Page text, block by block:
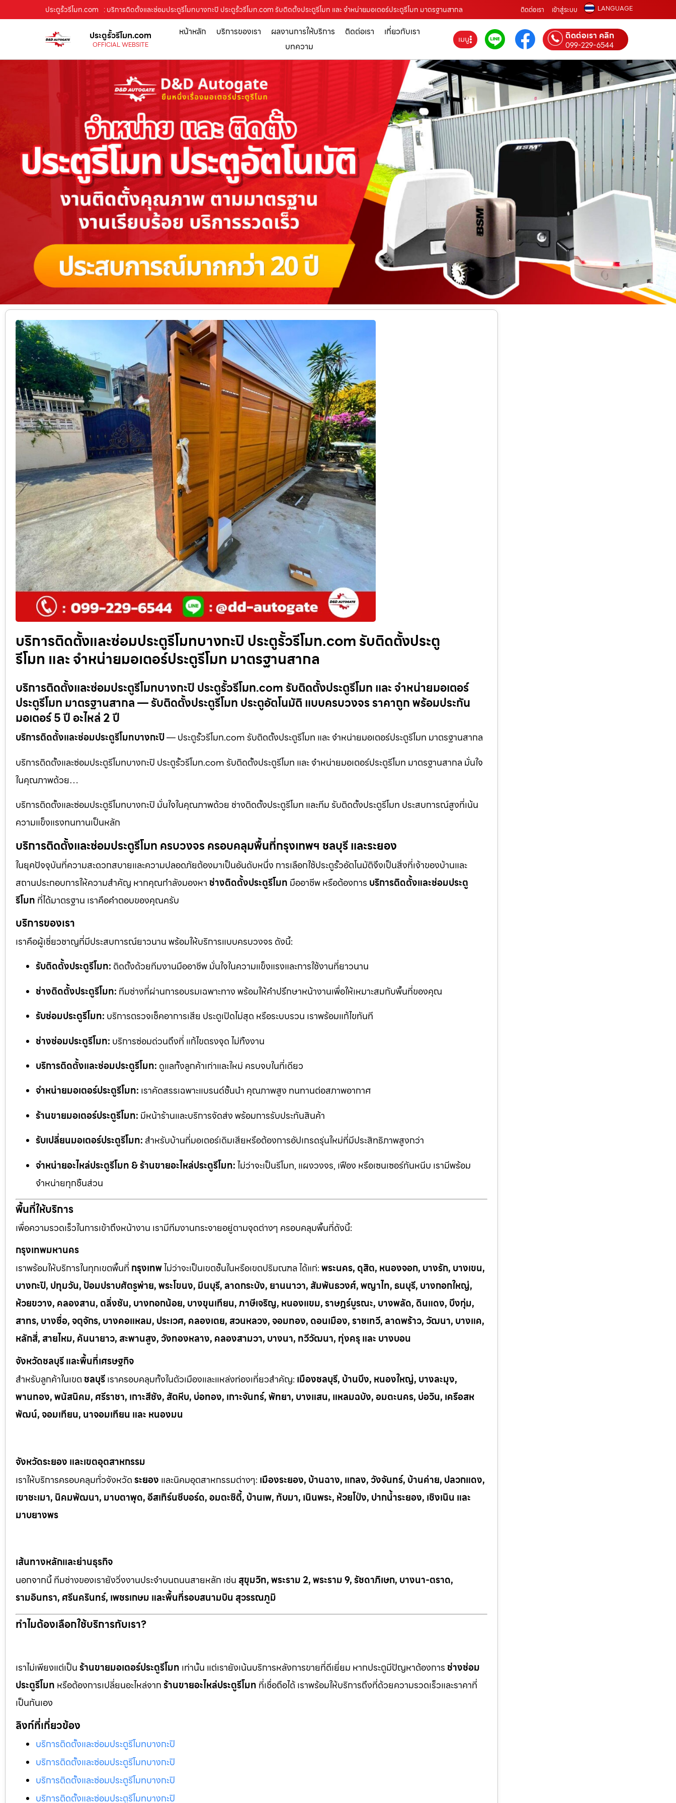
ประตูรั้วรีโมท.com : บริการติดตั้งและซ่อมประตูรีโมทบางกะปิ ประตูรั้วรีโมท.com รับติดตั้งประตูรีโมท และ จำหน่ายมอเตอร์ประตูรีโมท มาตรฐานสากล ติดต่อเรา เข้าสู่ระบบ LANGUAGE
ประตูรั้วรีโมท.com
OFFICIAL WEBSITE
หน้าหลัก บริการของเรา ผลงานการให้บริการ ติดต่อเรา
เกี่ยวกับเรา
บทความ
เมนู ติดต่อเรา คลิก
099-229-6544
บริการติดตั้งและซ่อมประตูรีโมทบางกะปิ ประตูรั้วรีโมท.com รับติดตั้งประตู
รีโมท และ จำหน่ายมอเตอร์ประตูรีโมท มาตรฐานสากล
บริการติดตั้งและซ่อมประตูรีโมทบางกะปิ ประตูรั้วรีโมท.com รับติดตั้งประตูรีโมท และ จำหน่ายมอเตอร์
ประตูรีโมท มาตรฐานสากล — รับติดตั้งประตูรีโมท ประตูอัตโนมัติ แบบครบวงจร ราคาถูก พร้อมประกัน
มอเตอร์ 5 ปี อะไหล่ 2 ปี
บริการติดตั้งและซ่อมประตูรีโมทบางกะปิ— ประตูรั้วรีโมท.com รับติดตั้งประตูรีโมท และ จำหน่ายมอเตอร์ประตูรีโมท มาตรฐานสากล
บริการติดตั้งและซ่อมประตูรีโมทบางกะปิ ประตูรั้วรีโมท.com รับติดตั้งประตูรีโมท และ จำหน่ายมอเตอร์ประตูรีโมท มาตรฐานสากล มั่นใจ
ในคุณภาพด้วย…
บริการติดตั้งและซ่อมประตูรีโมทบางกะปิ มั่นใจในคุณภาพด้วย ช่างติดตั้งประตูรีโมท และทีม รับติดตั้งประตูรีโมท ประสบการณ์สูงที่เน้น
ความแข็งแรงทนทานเป็นหลัก
บริการติดตั้งและซ่อมประตูรีโมท ครบวงจร ครอบคลุมพื้นที่กรุงเทพฯ ชลบุรี และระยอง
ในยุคปัจจุบันที่ความสะดวกสบายและความปลอดภัยต้องมาเป็นอันดับหนึ่ง การเลือกใช้ประตูรั้วอัตโนมัติจึงเป็นสิ่งที่เจ้าของบ้านและ
สถานประกอบการให้ความสำคัญ หากคุณกำลังมองหา ช่างติดตั้งประตูรีโมท มืออาชีพ หรือต้องการ บริการติดตั้งและซ่อมประตู
รีโมท ที่ได้มาตรฐาน เราคือคำตอบของคุณครับ
บริการของเรา
เราคือผู้เชี่ยวชาญที่มีประสบการณ์ยาวนาน พร้อมให้บริการแบบครบวงจร ดังนี้:
รับติดตั้งประตูรีโมท: ติดตั้งด้วยทีมงานมืออาชีพ มั่นใจในความแข็งแรงและการใช้งานที่ยาวนาน
ช่างติดตั้งประตูรีโมท: ทีมช่างที่ผ่านการอบรมเฉพาะทาง พร้อมให้คำปรึกษาหน้างานเพื่อให้เหมาะสมกับพื้นที่ของคุณ
รับซ่อมประตูรีโมท: บริการตรวจเช็คอาการเสีย ประตูเปิดไม่สุด หรือระบบรวน เราพร้อมแก้ไขทันที
ช่างซ่อมประตูรีโมท: บริการซ่อมด่วนถึงที่ แก้ไขตรงจุด ไม่ทิ้งงาน
บริการติดตั้งและซ่อมประตูรีโมท: ดูแลทั้งลูกค้าเก่าและใหม่ ครบจบในที่เดียว
จำหน่ายมอเตอร์ประตูรีโมท: เราคัดสรรเฉพาะแบรนด์ชั้นนำ คุณภาพสูง ทนทานต่อสภาพอากาศ
ร้านขายมอเตอร์ประตูรีโมท: มีหน้าร้านและบริการจัดส่ง พร้อมการรับประกันสินค้า
รับเปลี่ยนมอเตอร์ประตูรีโมท: สำหรับบ้านที่มอเตอร์เดิมเสียหรือต้องการอัปเกรดรุ่นใหม่ที่มีประสิทธิภาพสูงกว่า
จำหน่ายอะไหล่ประตูรีโมท & ร้านขายอะไหล่ประตูรีโมท:ไม่ว่าจะเป็นรีโมท, แผงวงจร, เฟือง หรือเซนเซอร์กันหนีบ เรามีพร้อม
จำหน่ายทุกชิ้นส่วน
พื้นที่ให้บริการ
เพื่อความรวดเร็วในการเข้าถึงหน้างาน เรามีทีมงานกระจายอยู่ตามจุดต่างๆ ครอบคลุมพื้นที่ดังนี้:
กรุงเทพมหานคร
เราพร้อมให้บริการในทุกเขตพื้นที่ กรุงเทพไม่ว่าจะเป็นเขตชั้นในหรือเขตปริมณฑล ได้แก่:พระนคร, ดุสิต, หนองจอก, บางรัก, บางเขน,
บางกะปิ, ปทุมวัน, ป้อมปราบศัตรูพ่าย, พระโขนง, มีนบุรี, ลาดกระบัง, ยานนาวา, สัมพันธวงศ์, พญาไท, ธนบุรี, บางกอกใหญ่,
ห้วยขวาง, คลองสาน, ตลิ่งชัน, บางกอกน้อย, บางขุนเทียน, ภาษีเจริญ, หนองแขม, ราษฎร์บูรณะ, บางพลัด, ดินแดง, บึงกุ่ม,
สาทร, บางซื่อ, จตุจักร, บางคอแหลม, ประเวศ, คลองเตย, สวนหลวง, จอมทอง, ดอนเมือง, ราชเทวี, ลาดพร้าว, วัฒนา, บางแค,
หลักสี่, สายไหม, คันนายาว, สะพานสูง, วังทองหลาง, คลองสามวา, บางนา, ทวีวัฒนา, ทุ่งครุ และ บางบอน
จังหวัดชลบุรี และพื้นที่เศรษฐกิจ
สำหรับลูกค้าในเขต ชลบุรีเราครอบคลุมทั้งในตัวเมืองและแหล่งท่องเที่ยวสำคัญ: เมืองชลบุรี, บ้านบึง, หนองใหญ่, บางละมุง,
พานทอง, พนัสนิคม, ศรีราชา, เกาะสีชัง, สัตหีบ, บ่อทอง, เกาะจันทร์, พัทยา, บางแสน, แหลมฉบัง, อมตะนคร, บ่อวิน, เครือสห
พัฒน์, จอมเทียน, นาจอมเทียน และ หนองมน
จังหวัดระยอง และเขตอุตสาหกรรม
เราให้บริการครอบคลุมทั่วจังหวัดระยอง และนิคมอุตสาหกรรมต่างๆ: เมืองระยอง, บ้านฉาง, แกลง, วังจันทร์, บ้านค่าย, ปลวกแดง,
เขาชะเมา, นิคมพัฒนา, มาบตาพุด, อีสเทิร์นซีบอร์ด, อมตะซิตี้, บ้านเพ, ทับมา, เนินพระ, ห้วยโป่ง, ปากน้ำระยอง, เชิงเนิน และ
มาบยางพร
เส้นทางหลักและย่านธุรกิจ
นอกจากนี้ ทีมช่างของเรายังวิ่งงานประจำบนถนนสายหลัก เช่น สุขุมวิท, พระราม 2, พระราม 9, รัชดาภิเษก, บางนา-ตราด,
รามอินทรา, ศรีนครินทร์, เพชรเกษม และพื้นที่รอบสนามบิน สุวรรณภูมิ
ทำไมต้องเลือกใช้บริการกับเรา?
เราไม่เพียงแต่เป็นร้านขายมอเตอร์ประตูรีโมท เท่านั้น แต่เรายังเน้นบริการหลังการขายที่ดีเยี่ยม หากประตูมีปัญหาต้องการ ช่างซ่อม
ประตูรีโมท หรือต้องการเปลี่ยนอะไหล่จากร้านขายอะไหล่ประตูรีโมท ที่เชื่อถือได้ เราพร้อมให้บริการถึงที่ด้วยความรวดเร็วและราคาที่
เป็นกันเอง
ลิงก์ที่เกี่ยวข้อง
บริการติดตั้งและซ่อมประตูรีโมทบางกะปิ
บริการติดตั้งและซ่อมประตูรีโมทบางกะปิ
บริการติดตั้งและซ่อมประตูรีโมทบางกะปิ
บริการติดตั้งและซ่อมประตูรีโมทบางกะปิ